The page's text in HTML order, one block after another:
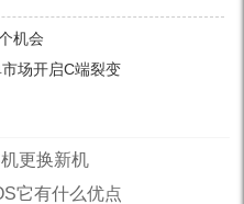
机会
场开启C端裂变
更换新机
它有什么优点